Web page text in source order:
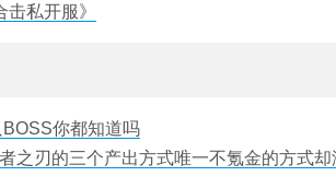
击私开服》
你都知道吗
之刃的三个产出方式唯一不氪金的方式却